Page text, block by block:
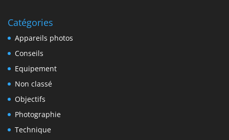
Catégories
Appareils photos
Conseils
Equipement
Non classé
Objectifs
Photographie
Technique